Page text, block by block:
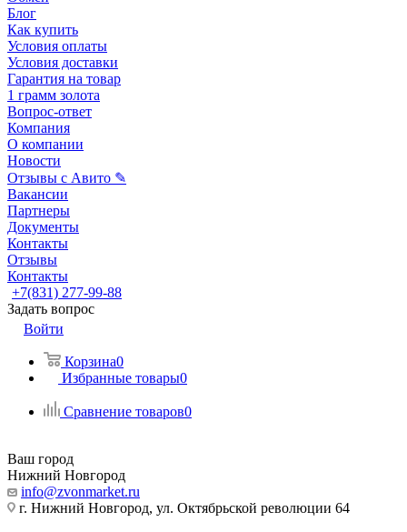
Блог
Как купить
Условия оплаты
Условия доставки
Гарантия на товар
1 грамм золота
Вопрос-ответ
Компания
О компании
Новости
Отзывы с Авито ✎
Вакансии
Партнеры
Документы
Контакты
Отзывы
Контакты
+7(831) 277-99-88
Задать вопрос
Войти
Корзина0
Избранные товары0
Сравнение товаров0
Ваш город
Нижний Новгород
info@zvonmarket.ru
г. Нижний Новгород, ул. Октябрьской революции 64